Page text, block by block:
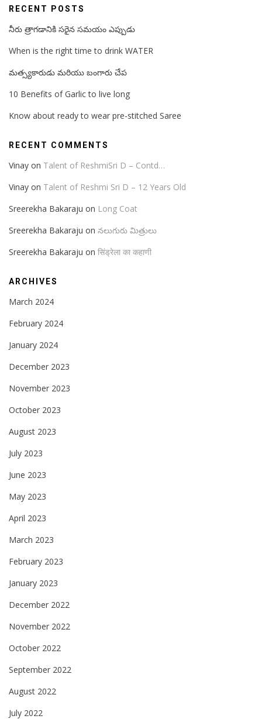
RECENT POSTS
నీరు త్రాగడానికి సరైన సమయం ఎప్పుడు
When is the right time to drink WATER
మత్స్యకారుడు మరియు బంగారు చేప
10 Benefits of Garlic to live long
Know about ready to wear pre-stitched Saree
RECENT COMMENTS
Vinay on Talent of ReshmiSri D – Contd…
Vinay on Talent of Reshmi Sri D – 12 Years Old
Sreerekha Bakaraju on Long Coat
Sreerekha Bakaraju on నలుగురు మిత్రులు
Sreerekha Bakaraju on सिंड्रेला का कहाणी
ARCHIVES
March 2024
February 2024
January 2024
December 2023
November 2023
October 2023
August 2023
July 2023
June 2023
May 2023
April 2023
March 2023
February 2023
January 2023
December 2022
November 2022
October 2022
September 2022
August 2022
July 2022